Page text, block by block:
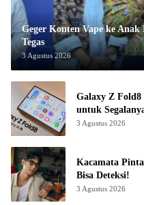
Geger Konten Vape ke
Tegas
3 Agustus 2026
Galaxy Z
untuk
3 Agustus 2026
Kacamata
Bisa Deteksi!
3 Agustus 2026